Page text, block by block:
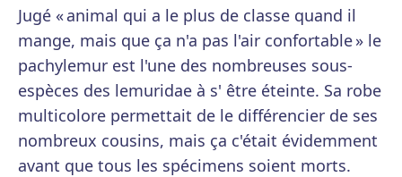
Jugé « animal qui a le plus de classe quand il
mange, mais que ça n'a pas l'air confortable » le
pachylemur est l'une des nombreuses sous-
espèces des lemuridae à s' être éteinte. Sa robe
multicolore permettait de le différencier de ses
nombreux cousins, mais ça c'était évidemment
avant que tous les spécimens soient morts.